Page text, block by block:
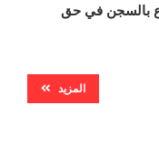
بالسجن في حق
المزيد